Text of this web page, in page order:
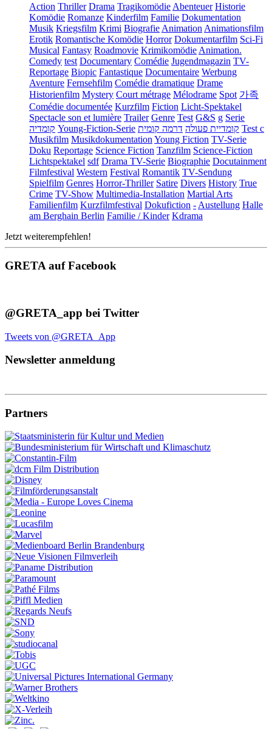
Action Thriller Drama Tragikomödie Abenteuer Historie
Komödie Romanze Kinderfilm Familie Dokumentation
Musik Kriegsfilm Krimi Biografie Animation Animationsfilm
Erotik Romantische Komödie Horror Dokumentarfilm Sci-Fi
Musical Fantasy Roadmovie Krimikomödie Animation.
Comedy test Documentary Comédie Jugendmagazin TV-
Reportage Biopic Fantastique Documentaire Werbung
Aventure Fernsehfilm Comédie dramatique Drame
Historienfilm Mystery Court métrage Mélodrame Spot 가족
Comédie documentée Kurzfilm Fiction Licht-Spektakel
Spectacle son et lumière Trailer Genre Test G&S g Serie
קומדיה Young-Fiction-Serie קומדיית פעולה דרמה קומית
Test c
Musikfilm Musikdokumentation Young Fiction TV-Serie
Doku Reportage Science Fiction Tanzfilm Science-Fiction
Lichtspektakel sdf Drama TV-Serie Biographie Docutainment
Filmfestival Western Festival Romantik TV-Sendung
Spielfilm Genres Horror-Thriller Satire Divers History True
Crime TV-Show Multimedia-Installation Martial Arts
Familienfilm Kurzfilmfestival Dokufiction - Austellung Halle
am Berghain Berlin Familie / Kinder Kdrama
Jetzt weiterempfehlen!
GRETA auf Facebook
@GRETA_app bei Twitter
Tweets von @GRETA_App
Newsletter anmeldung
Partners